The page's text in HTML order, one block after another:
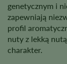
genetycznym i
zapewniają
profil
nuty z lekką
charakter.